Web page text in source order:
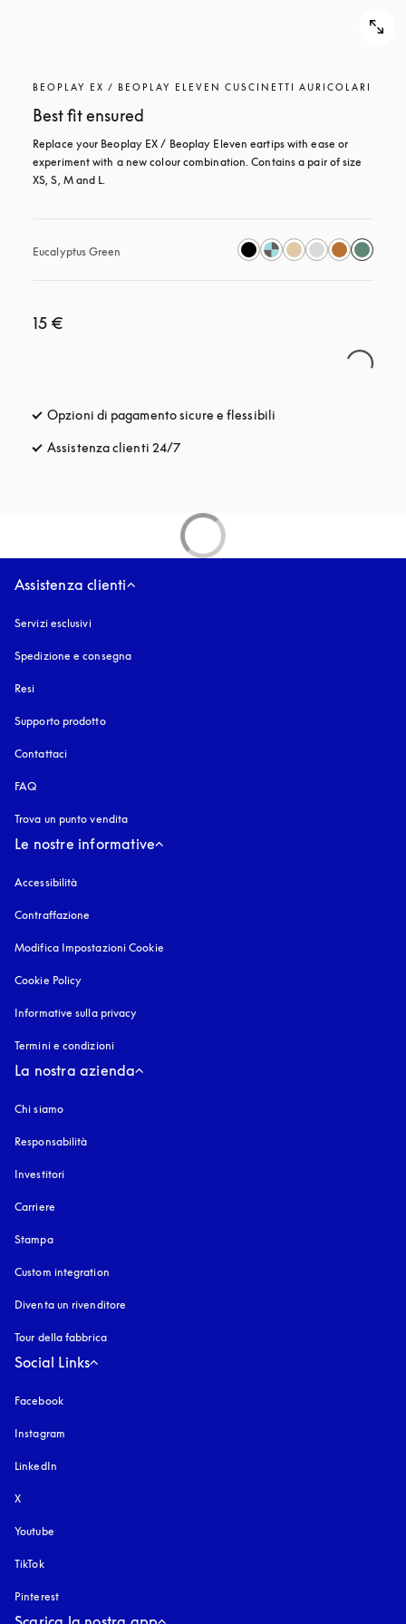
BEOPLAY EX / BEOPLAY ELEVEN CUSCINETTI AURICOLARI
Best fit ensured
Replace your Beoplay EX / Beoplay Eleven eartips with ease or
experiment with a new colour combination. Contains a pair of size
XS, S, M and L.
Eucalyptus Green
15 €
Opzioni di pagamento sicure e flessibili
Assistenza clienti 24/7
Assistenza clienti
Servizi esclusivi
Spedizione e consegna
Resi
Supporto prodotto
Contattaci
FAQ
Trova un punto vendita
Le nostre informative
Accessibilità
Contraffazione
Modifica Impostazioni Cookie
Cookie Policy
Informative sulla privacy
Termini e condizioni
La nostra azienda
Chi siamo
Responsabilità
Investitori
Carriere
Stampa
Custom integration
Diventa un rivenditore
Tour della fabbrica
Social Links
Facebook
Instagram
LinkedIn
X
Youtube
TikTok
Pinterest